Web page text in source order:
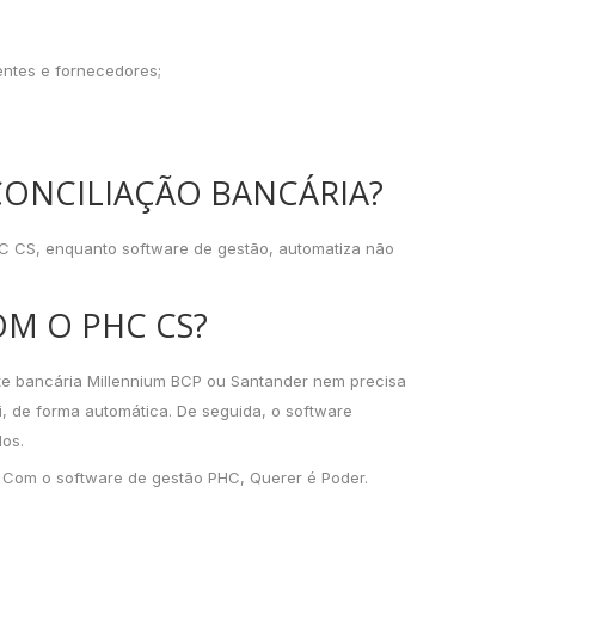
e fornecedores;
BANCÁRIA?
CS, enquanto software de gestão, automatiza não
O PHC CS?
Millennium BCP ou Santander nem precisa
de forma automática. De seguida, o software
o software de gestão PHC, Querer é Poder.